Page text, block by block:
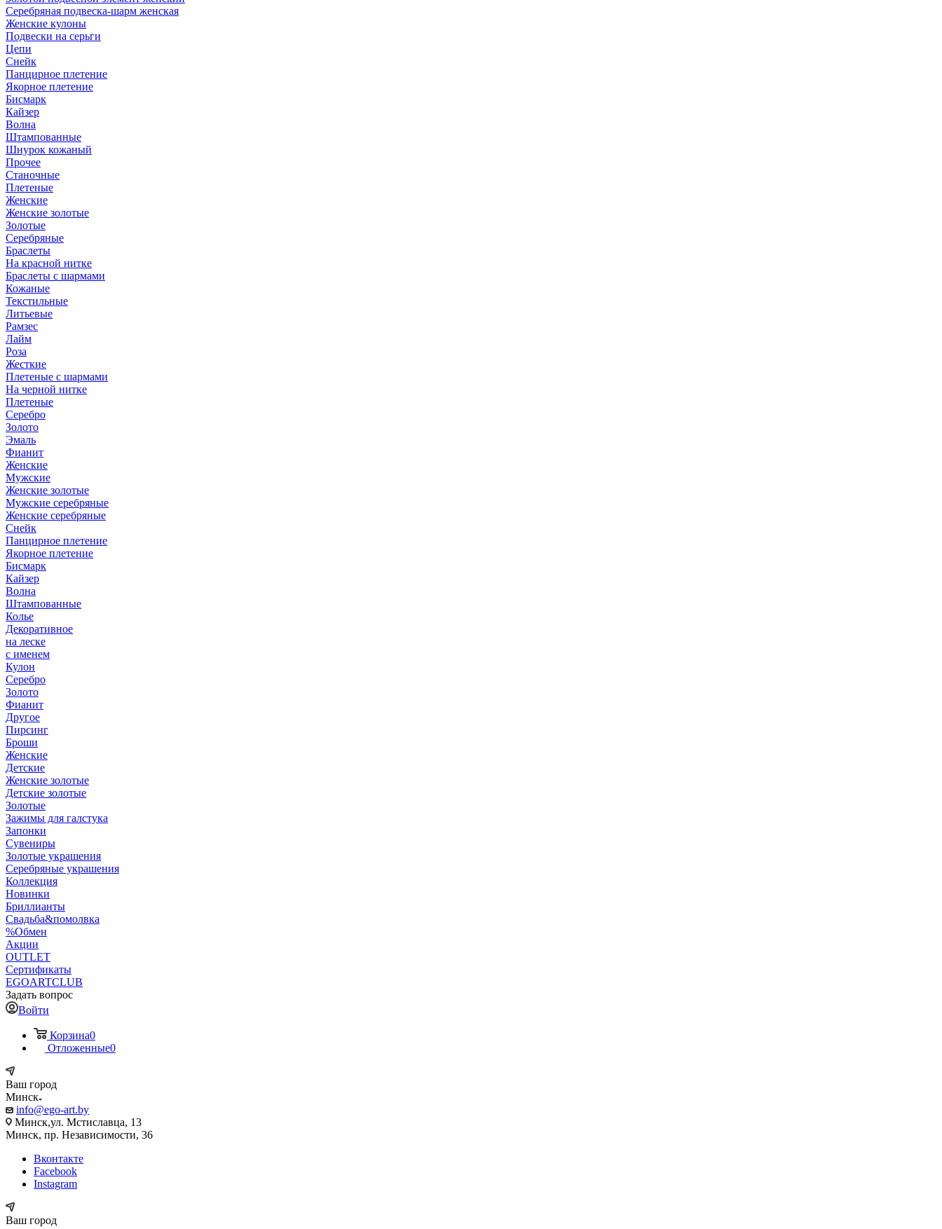
Серебряная подвеска-шарм женская
Женские кулоны
Подвески на серьги
Цепи
Снейк
Панцирное плетение
Якорное плетение
Бисмарк
Кайзер
Волна
Штампованные
Шнурок кожаный
Прочее
Станочные
Плетеные
Женские
Женские золотые
Золотые
Серебряные
Браслеты
На красной нитке
Браслеты с шармами
Кожаные
Текстильные
Литьевые
Рамзес
Лайм
Роза
Жесткие
Плетеные с шармами
На черной нитке
Плетеные
Серебро
Золото
Эмаль
Фианит
Женские
Мужские
Женские золотые
Мужские серебряные
Женские серебряные
Снейк
Панцирное плетение
Якорное плетение
Бисмарк
Кайзер
Волна
Штампованные
Колье
Декоративное
на леске
с именем
Кулон
Серебро
Золото
Фианит
Другое
Пирсинг
Броши
Женские
Детские
Женские золотые
Детские золотые
Золотые
Зажимы для галстука
Запонки
Сувениры
Золотые украшения
Серебряные украшения
Коллекция
Новинки
Бриллианты
Свадьба&помолвка
%Обмен
Акции
OUTLET
Сертификаты
EGOARTCLUB
Задать вопрос
Войти
Корзина0
Отложенные0
Ваш город
Минск
info@ego-art.by
Минск,ул. Мстиславца, 13
Минск, пр. Независимости, 36
Вконтакте
Facebook
Instagram
Ваш город